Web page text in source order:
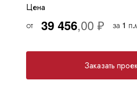
Москва, Бутово, ул.
8 (495) 032-53-03
Цена
от
39 456 за 1
Заказать